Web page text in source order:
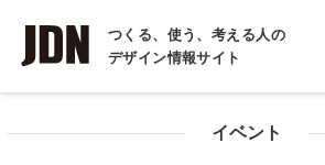
つくる、使う、考える人の
デザイン情報サイト
INTERVIEW
インタビュー
イベント